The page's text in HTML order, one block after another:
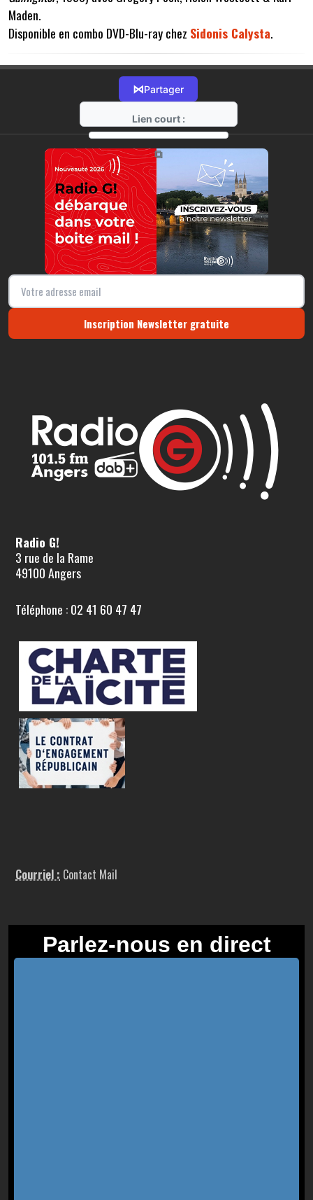
Maden.
Disponible en combo DVD-Blu-ray chez Sidonis Calysta.
⋈Partager
Lien court :
https://radio-g.fr?2543
⧉
Inscription Newsletter gratuite
Radio G!
3 rue de la Rame
49100 Angers
Téléphone : 02 41 60 47 47
Courriel : Contact Mail